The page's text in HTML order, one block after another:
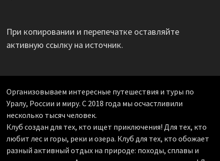
При копировании и перепечатке оставляйте
активную ссылку на источник.
Организовываем интересные путешествия и туры по
Уралу, России и миру. С 2018 года мы осчастливили
несколько тысяч человек.
Клуб создан для тех, кто ищет приключения! Для тех, кто
любит лес и горы, реки и озера. Клуб для тех, кто обожает
разный активный отдых на природе: походы, сплавы и